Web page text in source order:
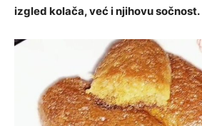
izgled kolača, već i njihovu sočnost.